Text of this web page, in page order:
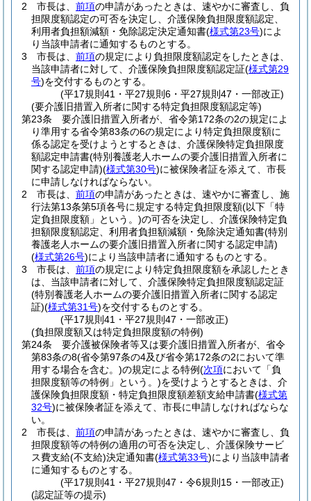
2
市長は、 前項の申請があったときは、速やかに審査し、負
担限度額認定の可否を決定し、介護保険負担限度額認定、
利用者負担額減額・免除認定決定通知書(様式第23号)によ
り当該申請者に通知するものとする。
3
市長は、 前項の規定により負担限度額認定をしたときは、
当該申請者に対して、介護保険負担限度額認定証(様式第29
号)を交付するものとする。
(平17規則41・平27規則6・平27規則47・一部改正)
(要介護旧措置入所者に関する特定負担限度額認定等)
第23条
要介護旧措置入所者が、省令第172条の2の規定によ
り準用する省令第83条の6の規定により特定負担限度額に
係る認定を受けようとするときは、介護保険特定負担限度
額認定申請書(特別養護老人ホームの要介護旧措置入所者に
関する認定申請)(様式第30号)に被保険者証を添えて、市長
に申請しなければならない。
2
市長は、 前項の申請があったときは、速やかに審査し、施
行法第13条第5項各号に規定する特定負担限度額(以下「特
定負担限度額」という。)の可否を決定し、介護保険特定負
担額限度額認定、利用者負担額減額・免除決定通知書(特別
養護老人ホームの要介護旧措置入所者に関する認定申請)
(様式第26号)により当該申請者に通知するものとする。
3
市長は、 前項の規定により特定負担限度額を承認したとき
は、当該申請者に対して、介護保険特定負担限度額認定証
(特別養護老人ホームの要介護旧措置入所者に関する認定
証)(様式第31号)を交付するものとする。
(平17規則41・平27規則47・一部改正)
(負担限度額又は特定負担限度額の特例)
第24条
要介護被保険者等又は要介護旧措置入所者が、省令
第83条の8(省令第97条の4及び省令第172条の2において準
用する場合を含む。)の規定による特例(次項において「負
担限度額等の特例」という。)を受けようとするときは、介
護保険負担限度額・特定負担限度額差額支給申請書(様式第
32号)に被保険者証を添えて、市長に申請しなければならな
い。
2
市長は、 前項の申請があったときは、速やかに審査し、負
担限度額等の特例の適用の可否を決定し、介護保険サービ
ス費支給(不支給)決定通知書(様式第33号)により当該申請者
に通知するものとする。
(平17規則41・平27規則47・令6規則15・一部改正)
(認定証等の提示)